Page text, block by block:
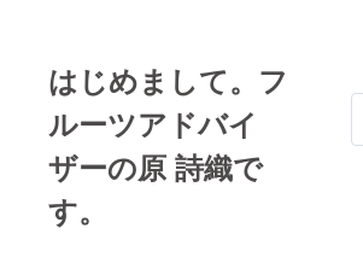
はじめまして。フ
ルーツアドバイ
ザーの原 詩織で
す。